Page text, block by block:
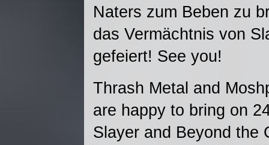
Naters zum Beben zu
das Vermächtnis von
gefeiert! See you!
Thrash Metal and
are happy to bring on
Slayer and Beyond the